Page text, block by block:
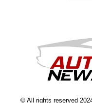
© All rights reserved